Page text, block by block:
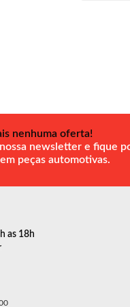
nenhuma oferta!
newsletter e fique
peças automotivas.
as 18h